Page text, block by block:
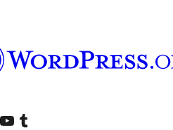
Instagram
de LinkedIn
de TikTok
Visita nuestro canal de YouTube
Visita nuestra cuenta de Tumblr